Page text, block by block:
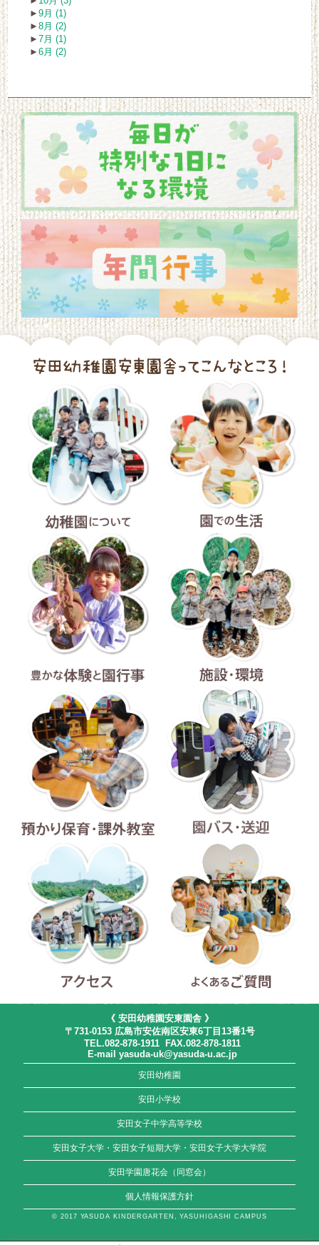
► 9月 (1)
► 8月 (2)
► 7月 (1)
► 6月 (2)
幼稚園について 園での生活
豊かな体験と園行事 施設・環境
預かり保育・課外教室 園バス・送迎
《 安田幼稚園安東園舎 》
〒731-0153 広島市安佐南区安東6丁目13番1号
TEL.082-878-1911 FAX.082-878-1811
E-mail yasuda-uk@yasuda-u.ac.jp
安田幼稚園
安田小学校
安田女子中学高等学校
安田女子大学・安田女子短期大学・安田女子大学大学院
安田学園唐花会（同窓会）
個人情報保護方針
© 2017 YASUDA KINDERGARTEN, YASUHIGASHI CAMPUS